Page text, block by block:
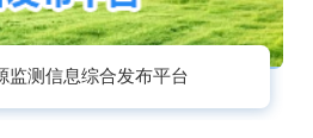
监测信息综合发布平台